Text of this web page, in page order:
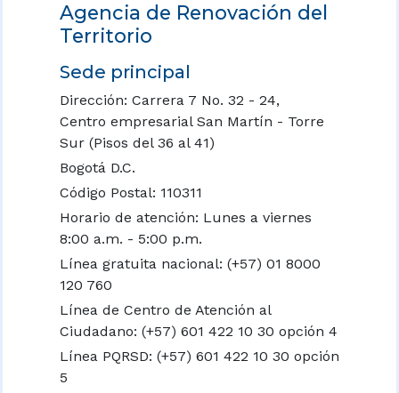
Agencia de Renovación del
Territorio
Sede principal
Dirección: Carrera 7 No. 32 - 24,
Centro empresarial San Martín - Torre
Sur (Pisos del 36 al 41)
Bogotá D.C.
Código Postal: 110311
Horario de atención: Lunes a viernes
8:00 a.m. - 5:00 p.m.
Línea gratuita nacional: (+57) 01 8000
120 760
Línea de Centro de Atención al
Ciudadano: (+57) 601 422 10 30 opción 4
Línea PQRSD: (+57) 601 422 10 30 opción
5